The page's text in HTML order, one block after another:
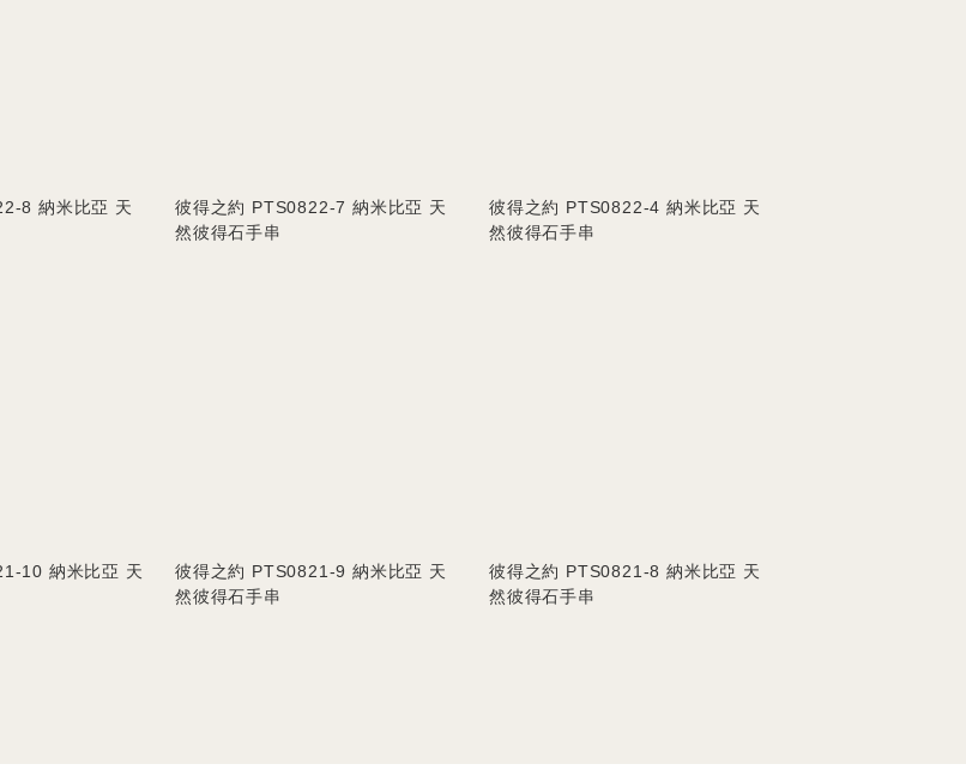
8 納米比亞 天
彼得之約 PTS0822-7 納米比亞 天
然彼得石手串
彼得之約 PTS0822-4 納米比亞 天
然彼得石手串
10 納米比亞 天
彼得之約 PTS0821-9 納米比亞 天
然彼得石手串
彼得之約 PTS0821-8 納米比亞 天
然彼得石手串